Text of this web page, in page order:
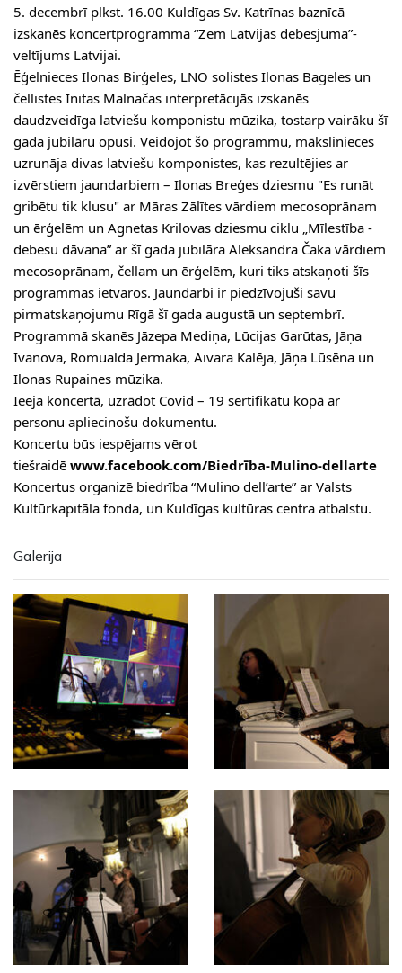
5. decembrī plkst. 16.00 Kuldīgas Sv. Katrīnas baznīcā
izskanēs koncertprogramma “Zem Latvijas debesjuma”-
veltījums Latvijai.
Ēģelnieces Ilonas Birģeles, LNO solistes Ilonas Bageles un
čellistes Initas Malnačas interpretācijās izskanēs
daudzveidīga latviešu komponistu mūzika, tostarp vairāku šī
gada jubilāru opusi. Veidojot šo programmu, mākslinieces
uzrunāja divas latviešu komponistes, kas rezultējies ar
izvērstiem jaundarbiem – Ilonas Breģes dziesmu "Es runāt
gribētu tik klusu" ar Māras Zālītes vārdiem mecosoprānam
un ērģelēm un Agnetas Krilovas dziesmu ciklu „Mīlestība -
debesu dāvana” ar šī gada jubilāra Aleksandra Čaka vārdiem
mecosoprānam, čellam un ērģelēm, kuri tiks atskaņoti šīs
programmas ietvaros. Jaundarbi ir piedzīvojuši savu
pirmatskaņojumu Rīgā šī gada augustā un septembrī.
Programmā skanēs Jāzepa Mediņa, Lūcijas Garūtas, Jāņa
Ivanova, Romualda Jermaka, Aivara Kalēja, Jāņa Lūsēna un
Ilonas Rupaines mūzika.
Ieeja koncertā, uzrādot Covid – 19 sertifikātu kopā ar
personu apliecinošu dokumentu.
Koncertu būs iespējams vērot
tiešraidē www.facebook.com/Biedrība-Mulino-dellarte
Koncertus organizē biedrība “Mulino dell’arte” ar Valsts
Kultūrkapitāla fonda, un Kuldīgas kultūras centra atbalstu.
Galerija